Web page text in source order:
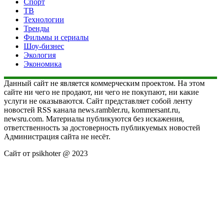
Спорт
ТВ
Технологии
Тренды
Фильмы и сериалы
Шоу-бизнес
Экология
Экономика
Данный сайт не является коммерческим проектом. На этом
сайте ни чего не продают, ни чего не покупают, ни какие
услуги не оказываются. Сайт представляет собой ленту
новостей RSS канала news.rambler.ru, kommersant.ru,
newsru.com. Материалы публикуются без искажения,
ответственность за достоверность публикуемых новостей
Администрация сайта не несёт.
Сайт от psikhoter @ 2023